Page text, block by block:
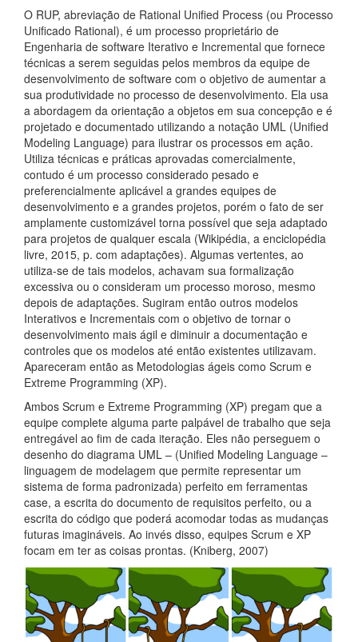
O RUP, abreviação de Rational Unified Process (ou Processo
Unificado Rational), é um processo proprietário de
Engenharia de software Iterativo e Incremental que fornece
técnicas a serem seguidas pelos membros da equipe de
desenvolvimento de software com o objetivo de aumentar a
sua produtividade no processo de desenvolvimento. Ela usa
a abordagem da orientação a objetos em sua concepção e é
projetado e documentado utilizando a notação UML (Unified
Modeling Language) para ilustrar os processos em ação.
Utiliza técnicas e práticas aprovadas comercialmente,
contudo é um processo considerado pesado e
preferencialmente aplicável a grandes equipes de
desenvolvimento e a grandes projetos, porém o fato de ser
amplamente customizável torna possível que seja adaptado
para projetos de qualquer escala (Wikipédia, a enciclopédia
livre, 2015, p. com adaptações). Algumas vertentes, ao
utiliza-se de tais modelos, achavam sua formalização
excessiva ou o consideram um processo moroso, mesmo
depois de adaptações. Sugiram então outros modelos
Interativos e Incrementais com o objetivo de tornar o
desenvolvimento mais ágil e diminuir a documentação e
controles que os modelos até então existentes utilizavam.
Apareceram então as Metodologias ágeis como Scrum e
Extreme Programming (XP).
Ambos Scrum e Extreme Programming (XP) pregam que a
equipe complete alguma parte palpável de trabalho que seja
entregável ao fim de cada iteração. Eles não perseguem o
desenho do diagrama UML – (Unified Modeling Language –
linguagem de modelagem que permite representar um
sistema de forma padronizada) perfeito em ferramentas
case, a escrita do documento de requisitos perfeito, ou a
escrita do código que poderá acomodar todas as mudanças
futuras imagináveis. Ao invés disso, equipes Scrum e XP
focam em ter as coisas prontas. (Kniberg, 2007)